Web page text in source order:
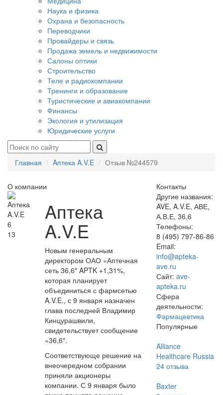
Наука и физика
Охрана и безопасность
Переводчики
Провайдеры и связь
Продажа земель и недвижимости
Салоны оптики
Строительство
Теле и радиокомпании
Тренинги и образование
Туристические и авиакомпании
Финансы
Экология и утилизация
Юридические услуги
Главная Aптека A.V.E Отзыв №244579
О компании
6
13
Aптека
A.V.E
Новым генеральным
директором ОАО «Аптечная
сеть 36,6″ APTK +1,31%,
которая планирует
объединиться с фармсетью
A.V.E., с 9 января назначен
глава последней Владимир
Кинцурашвили,
свидетельствует сообщение
«36,6″.
Соответствующе решение на
внеочередном собрании
приняли акционеры
компании. С 9 января было
Контакты
Другие названия:
AVE, A.V.E, АВЕ,
А.В.Е, 36,6
Телефоны:
8 (495) 797-86-86
Email:
info@apteka-
ave.ru
Сайт: ave-
apteka.ru
Сфера
деятельности:
Фармацевтика
Популярные
Alliance
Healthcare Russia
24отзыва
Baxter